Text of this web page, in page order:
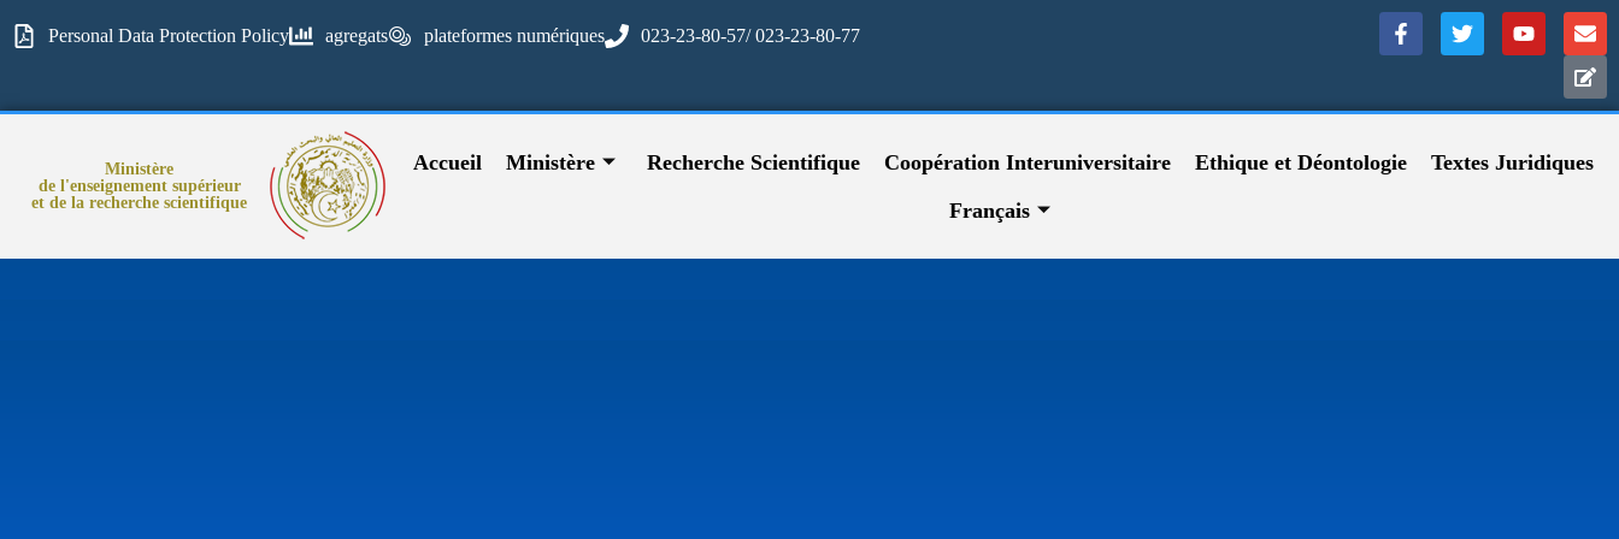
Personal Data Protection Policy agregats plateformes numériques 023-23-80-57/ 023-23-80-77
Ministère
de l'enseignement supérieur
et de la recherche scientifique
Accueil Ministère Recherche Scientifique Coopération Interuniversitaire Ethique et Déontologie
Textes Juridiques
Français